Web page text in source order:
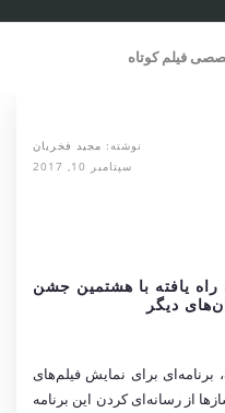
نوشته: مجید فخریان
سپتامبر 10, 2017
46 فیلم کوتاه راه یافته با هشتمین جشن
دیگر
برنامه‌ای برای نمایش فیلم‌های
از رسانه‌ای کردن این برنامه